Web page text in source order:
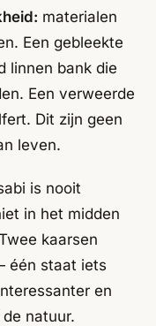
materialen
Een gebleekte
linnen bank die
Een verweerde
Dit zijn geen
leven.
is nooit
in het midden
kaarsen
één staat iets
en
natuur.